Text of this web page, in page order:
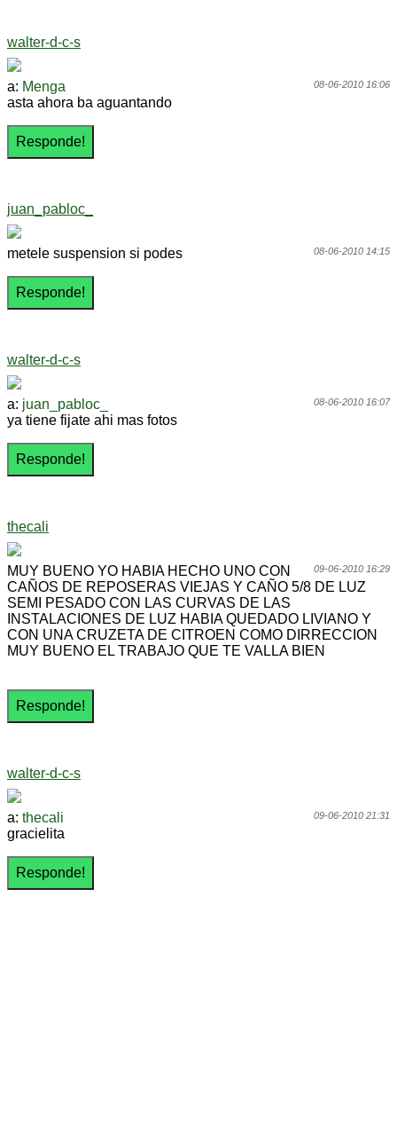
walter-d-c-s
08-06-2010 16:06
a: Menga
asta ahora ba aguantando
juan_pabloc_
08-06-2010 14:15
metele suspension si podes
walter-d-c-s
08-06-2010 16:07
a: juan_pabloc_
ya tiene fijate ahi mas fotos
thecali
09-06-2010 16:29
MUY BUENO YO HABIA HECHO UNO CON
CAÑOS DE REPOSERAS VIEJAS Y CAÑO 5/8 DE LUZ
SEMI PESADO CON LAS CURVAS DE LAS
INSTALACIONES DE LUZ HABIA QUEDADO LIVIANO Y
CON UNA CRUZETA DE CITROEN COMO DIRRECCION
MUY BUENO EL TRABAJO QUE TE VALLA BIEN
walter-d-c-s
09-06-2010 21:31
a: thecali
gracielita